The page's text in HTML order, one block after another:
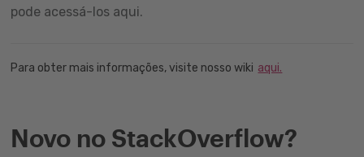
pode acessá-los aqui.
Para obter mais informações, visite nosso wiki aqui.
Novo no StackOverflow?